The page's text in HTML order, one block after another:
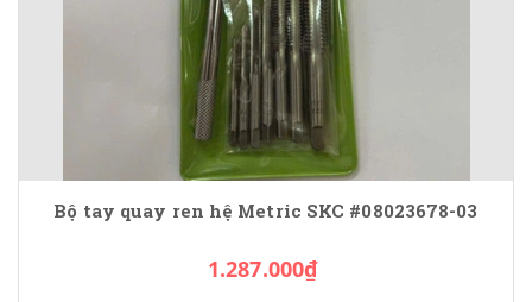
Bộ tay quay ren hệ Metric SKC #08023678-03
1.287.000₫